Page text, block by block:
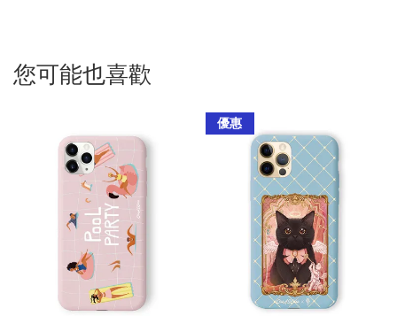
您可能也喜歡
優惠